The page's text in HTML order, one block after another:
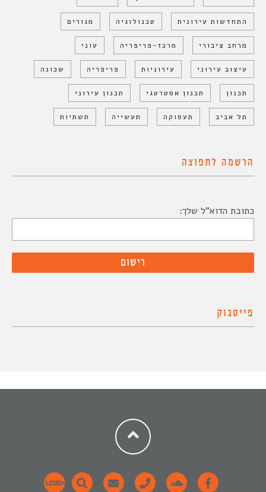
התחדשות עירונית טכנולוגיה מגורים
מרחב ציבורי מרכז-פריפריה עוני
עיצוב עירוני עירוניות פריפריה שכונה
תכנון תכנון אסטרטגי תכנון עירוני
תל אביב תעסוקה תעשייה תשתיות
הרשמה לתפוצה
כתובת הדוא"ל שלך:
פייסבוק